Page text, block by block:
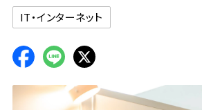
IT・インターネット